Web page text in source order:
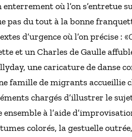
où l’on s’entretue
pas du tout à la bonne
d’urgence où l’on précise : «
et un Charles de Gaulle
une caricature de danse
famille de migrants accueillie
chargés d’illustrer le
à l’aide
colorés, la gestuelle